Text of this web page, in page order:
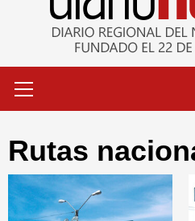
primario
Rutas